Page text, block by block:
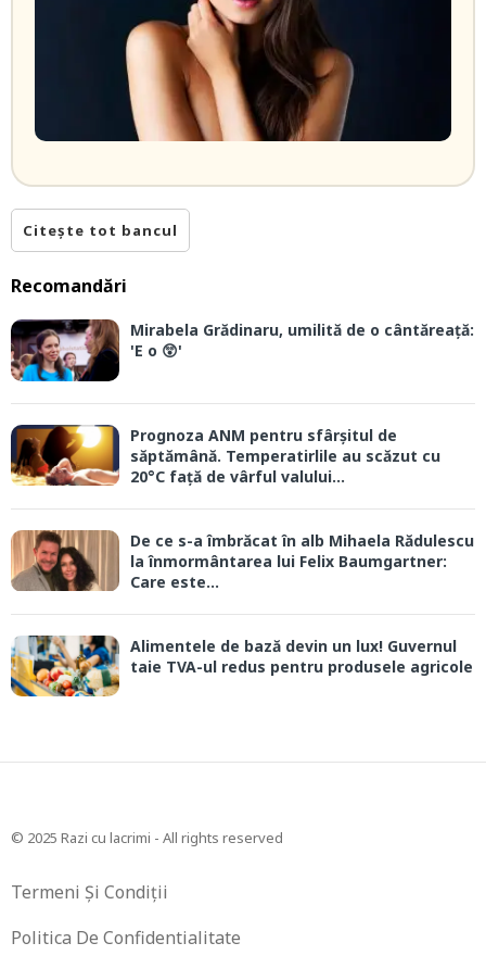
Citește tot bancul
Recomandări
Mirabela Grădinaru, umilită de o cântăreață:
'E o 😲'
Prognoza ANM pentru sfârșitul de
săptămână. Temperatirlile au scăzut cu
20°C față de vârful valului...
De ce s-a îmbrăcat în alb Mihaela Rădulescu
la înmormântarea lui Felix Baumgartner:
Care este...
Alimentele de bază devin un lux! Guvernul
taie TVA-ul redus pentru produsele agricole
© 2025 Razi cu lacrimi - All rights reserved
Termeni Și Condiții
Politica De Confidentialitate